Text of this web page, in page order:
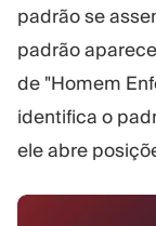
padrão se
padrão
de "Homem
identifica o
ele abre